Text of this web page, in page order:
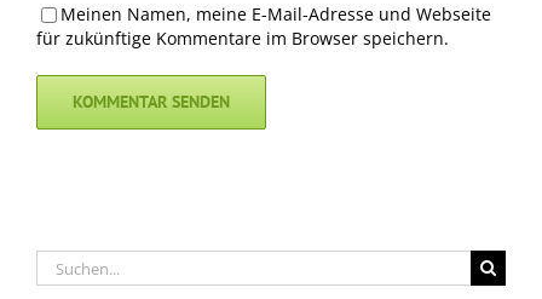
Meinen Namen, meine E-Mail-Adresse und Webseite
für zukünftige Kommentare im Browser speichern.
Suche
nach: